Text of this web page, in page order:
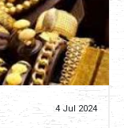
4 Jul 2024